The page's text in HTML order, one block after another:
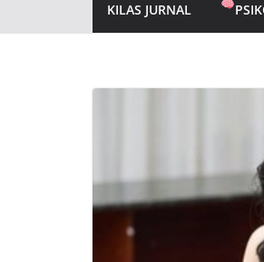
KILAS JURNAL